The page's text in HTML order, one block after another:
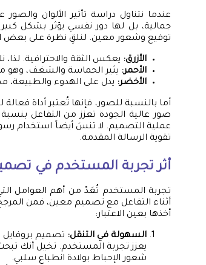
عندما نتناول دراسة تأثير الألوان
جمالية، بل لها دور نفسي يؤثر بشكل
توقيع وشعور معين. لنلقِ نظرة على بعض
الأزرق: يعكس الثقة والاحترافية.
الأحمر: يثير الحماسة والشغف، وهو
الأخضر: يدل على الهدوء والطبيعة،
أما بالنسبة للصور، فإنها تُعتبر أداة
عملية التصميم. لا تنسَ أيضاً استخدام
تقوية الرسالة المقدمة.
أثر تجربة المستخدم في
تجربة المستخدم تُعَدّ من أهم العوامل
أثناء التفاعل مع تصميم معين، فمن
أخذها بعين الاعتبار:
السهولة في التنقل: تصميم
يعزز تجربة المستخدم. تخيل أنك
شعور الإحباط بولادة انطباع سلبي.